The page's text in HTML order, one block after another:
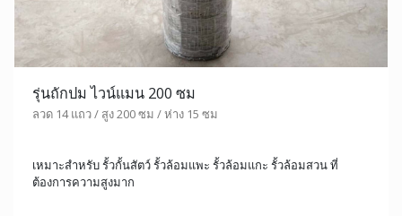
รุ่นถักปม ไวน์แมน 200 ซม
ลวด 14 แถว / สูง 200 ซม / ห่าง 15 ซม
เหมาะสำหรับ รั้วกั้นสัตว์ รั้วล้อมแพะ รั้วล้อมแกะ รั้วล้อมสวน ที่
ต้องการความสูงมาก